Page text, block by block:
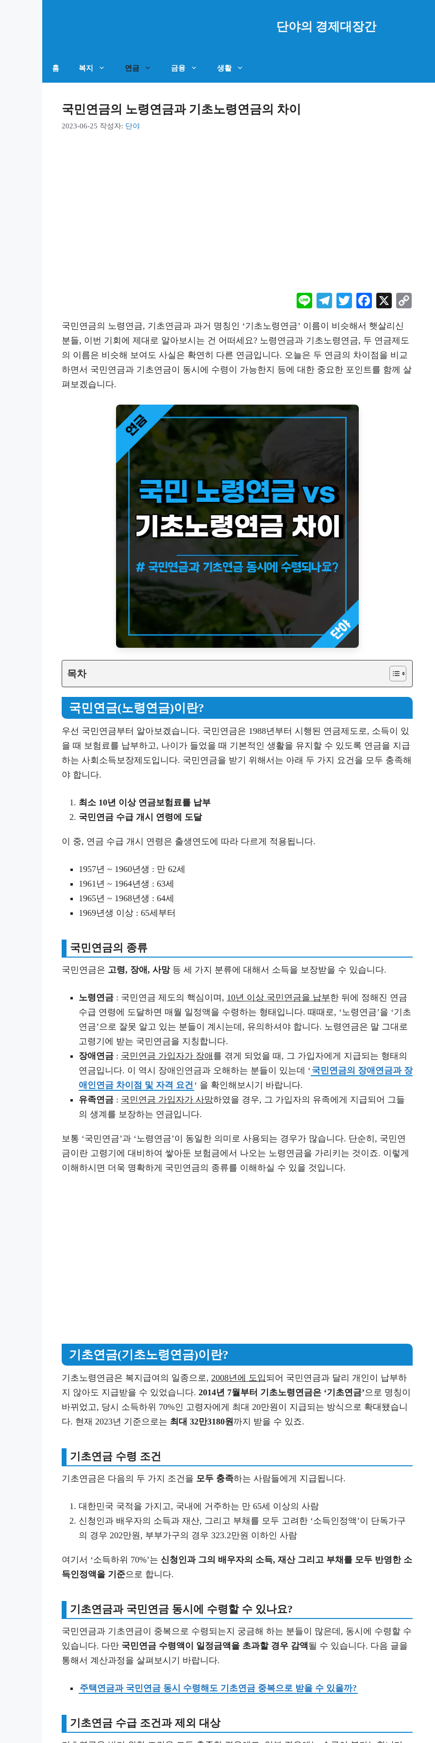
단야의 경제대장간
홈 복지 연금 금융 생활
국민연금의 노령연금과 기초노령연금의 차이
2023-06-25 작성자: 단야
Li
Te
gr
a
m
T
tt
er
F
eb
oo
k
X
국민연금의 노령연금, 기초연금과 과거 명칭인 ‘기초노령연금’ 이름이 비슷해서 햇살리신
분들, 이번 기회에 제대로 알아보시는 건 어떠세요? 노령연금과 기초노령연금, 두 연금제도
의 이름은 비슷해 보여도 사실은 확연히 다른 연금입니다. 오늘은 두 연금의 차이점을 비교
하면서 국민연금과 기초연금이 동시에 수령이 가능한지 등에 대한 중요한 포인트를 함께 살
펴보겠습니다.
목차
국민연금(노령연금)이란?
우선 국민연금부터 알아보겠습니다. 국민연금은 1988년부터 시행된 연금제도로, 소득이 있
을 때 보험료를 납부하고, 나이가 들었을 때 기본적인 생활을 유지할 수 있도록 연금을 지급
하는 사회소득보장제도입니다. 국민연금을 받기 위해서는 아래 두 가지 요건을 모두 충족해
야 합니다.
최소 10년 이상 연금보험료를 납부
국민연금 수급 개시 연령에 도달
이 중, 연금 수급 개시 연령은 출생연도에 따라 다르게 적용됩니다.
1957년 ~ 1960년생 : 만 62세
1961년 ~ 1964년생 : 63세
1965년 ~ 1968년생 : 64세
1969년생 이상 : 65세부터
국민연금의 종류
국민연금은 고령, 장애, 사망등 세 가지 분류에 대해서 소득을 보장받을 수 있습니다.
노령연금 : 국민연금 제도의 핵심이며, 10년 이상 국민연금을 납부한 뒤에 정해진 연금
수급 연령에 도달하면 매월 일정액을 수령하는 형태입니다. 때때로, ‘노령연금’을 ‘기초
연금’으로 잘못 알고 있는 분들이 계시는데, 유의하셔야 합니다. 노령연금은 말 그대로
고령기에 받는 국민연금을 지칭합니다.
장애연금 : 국민연금 가입자가 장애를 겪게 되었을 때, 그 가입자에게 지급되는 형태의
연금입니다. 이 역시 장애인연금과 오해하는 분들이 있는데 ‘ 국민연금의 장애연금과 장
애인연금 차이점 및 자격 요건 ‘ 을 확인해보시기 바랍니다.
유족연금 : 국민연금 가입자가 사망하였을 경우, 그 가입자의 유족에게 지급되어 그들
의 생계를 보장하는 연금입니다.
보통 ‘국민연금’과 ‘노령연금’이 동일한 의미로 사용되는 경우가 많습니다. 단순히, 국민연
금이란 고령기에 대비하여 쌓아둔 보험금에서 나오는 노령연금을 가리키는 것이죠. 이렇게
이해하시면 더욱 명확하게 국민연금의 종류를 이해하실 수 있을 것입니다.
기초연금(기초노령연금)이란?
기초노령연금은 복지급여의 일종으로, 2008년에 도입 되어 국민연금과 달리 개인이 납부하
지 않아도 지급받을 수 있었습니다. 2014년 7월부터 기초노령연금은 ‘기초연금’ 으로 명칭이
바뀌었고, 당시 소득하위 70%인 고령자에게 최대 20만원이 지급되는 방식으로 확대됐습니
다. 현재 2023년 기준으로는 최대 32만3180원 까지 받을 수 있죠.
기초연금 수령 조건
기초연금은 다음의 두 가지 조건을 모두 충족하는 사람들에게 지급됩니다.
대한민국 국적을 가지고, 국내에 거주하는 만 65세 이상의 사람
신청인과 배우자의 소득과 재산, 그리고 부채를 모두 고려한 ‘소득인정액’이 단독가구
의 경우 202만원, 부부가구의 경우 323.2만원 이하인 사람
여기서 ‘소득하위 70%’는 신청인과 그의 배우자의 소득, 재산 그리고 부채를 모두 반영한 소
득인정액을 기준으로 합니다.
기초연금과 국민연금 동시에 수령할 수 있나요?
국민연금과 기초연금이 중복으로 수령되는지 궁금해 하는 분들이 많은데, 동시에 수령할 수
있습니다. 다만 국민연금 수령액이 일정금액을 초과할 경우 감액될 수 있습니다. 다음 글을
통해서 계산과정을 살펴보시기 바랍니다.
주택연금과 국민연금 동시 수령해도 기초연금 중복으로 받을 수 있을까?
기초연금 수급 조건과 제외 대상